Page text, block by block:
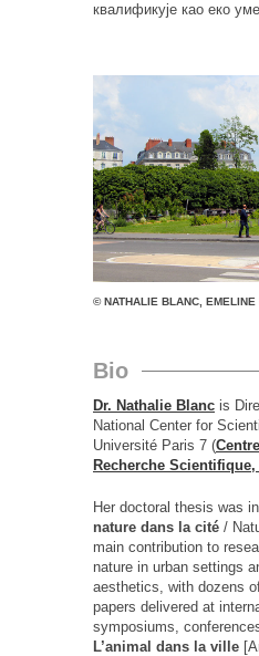
квалификује као еко
© NATHALIE BLANC, EMELINE
Bio
Dr. Nathalie Blanc is
National Center for
Université Paris 7 (
Recherche Scientifique,
Her doctoral thesis was
nature dans la cité /
main contribution to
nature in urban settings
aesthetics, with dozens
papers delivered at
symposiums,
L’animal dans la ville